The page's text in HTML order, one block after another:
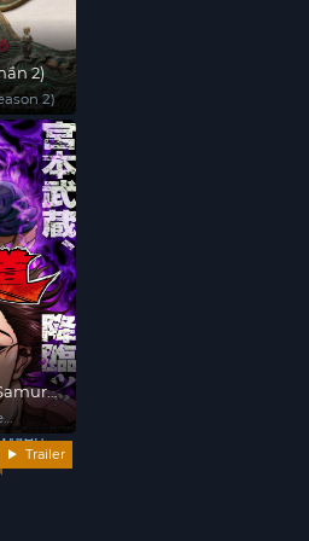
2)
2)
Trailer